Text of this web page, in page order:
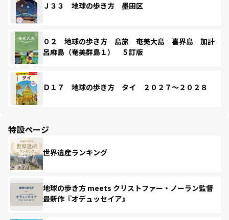
Ｊ３３ 地球の歩き方 墨田区
０２ 地球の歩き方 島旅 奄美大島 喜界島 加計
呂麻島（奄美群島１） ５訂版
Ｄ１７ 地球の歩き方 タイ ２０２７～２０２８
特設ページ
世界遺産ランキング
地球の歩き方 meets クリストファー・ノーラン監督
最新作『オデュッセイア』